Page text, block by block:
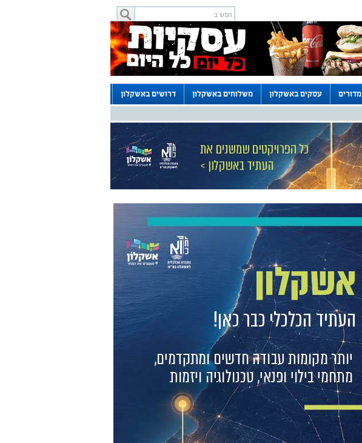
מדורים עסקים באשקלון משלוחים באשקלון דרושים באשקלון